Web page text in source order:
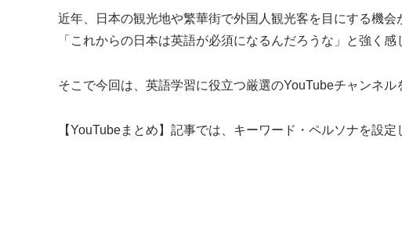
近年、日本の観光地や繁華街で外国人観光客を目にする機会
「これからの日本は英語が必須になるんだろうな」と強く
そこで今回は、英語学習に役立つ厳選のYouTubeチャンネル
【YouTubeまとめ】記事では、キーワード・ペルソナを設定